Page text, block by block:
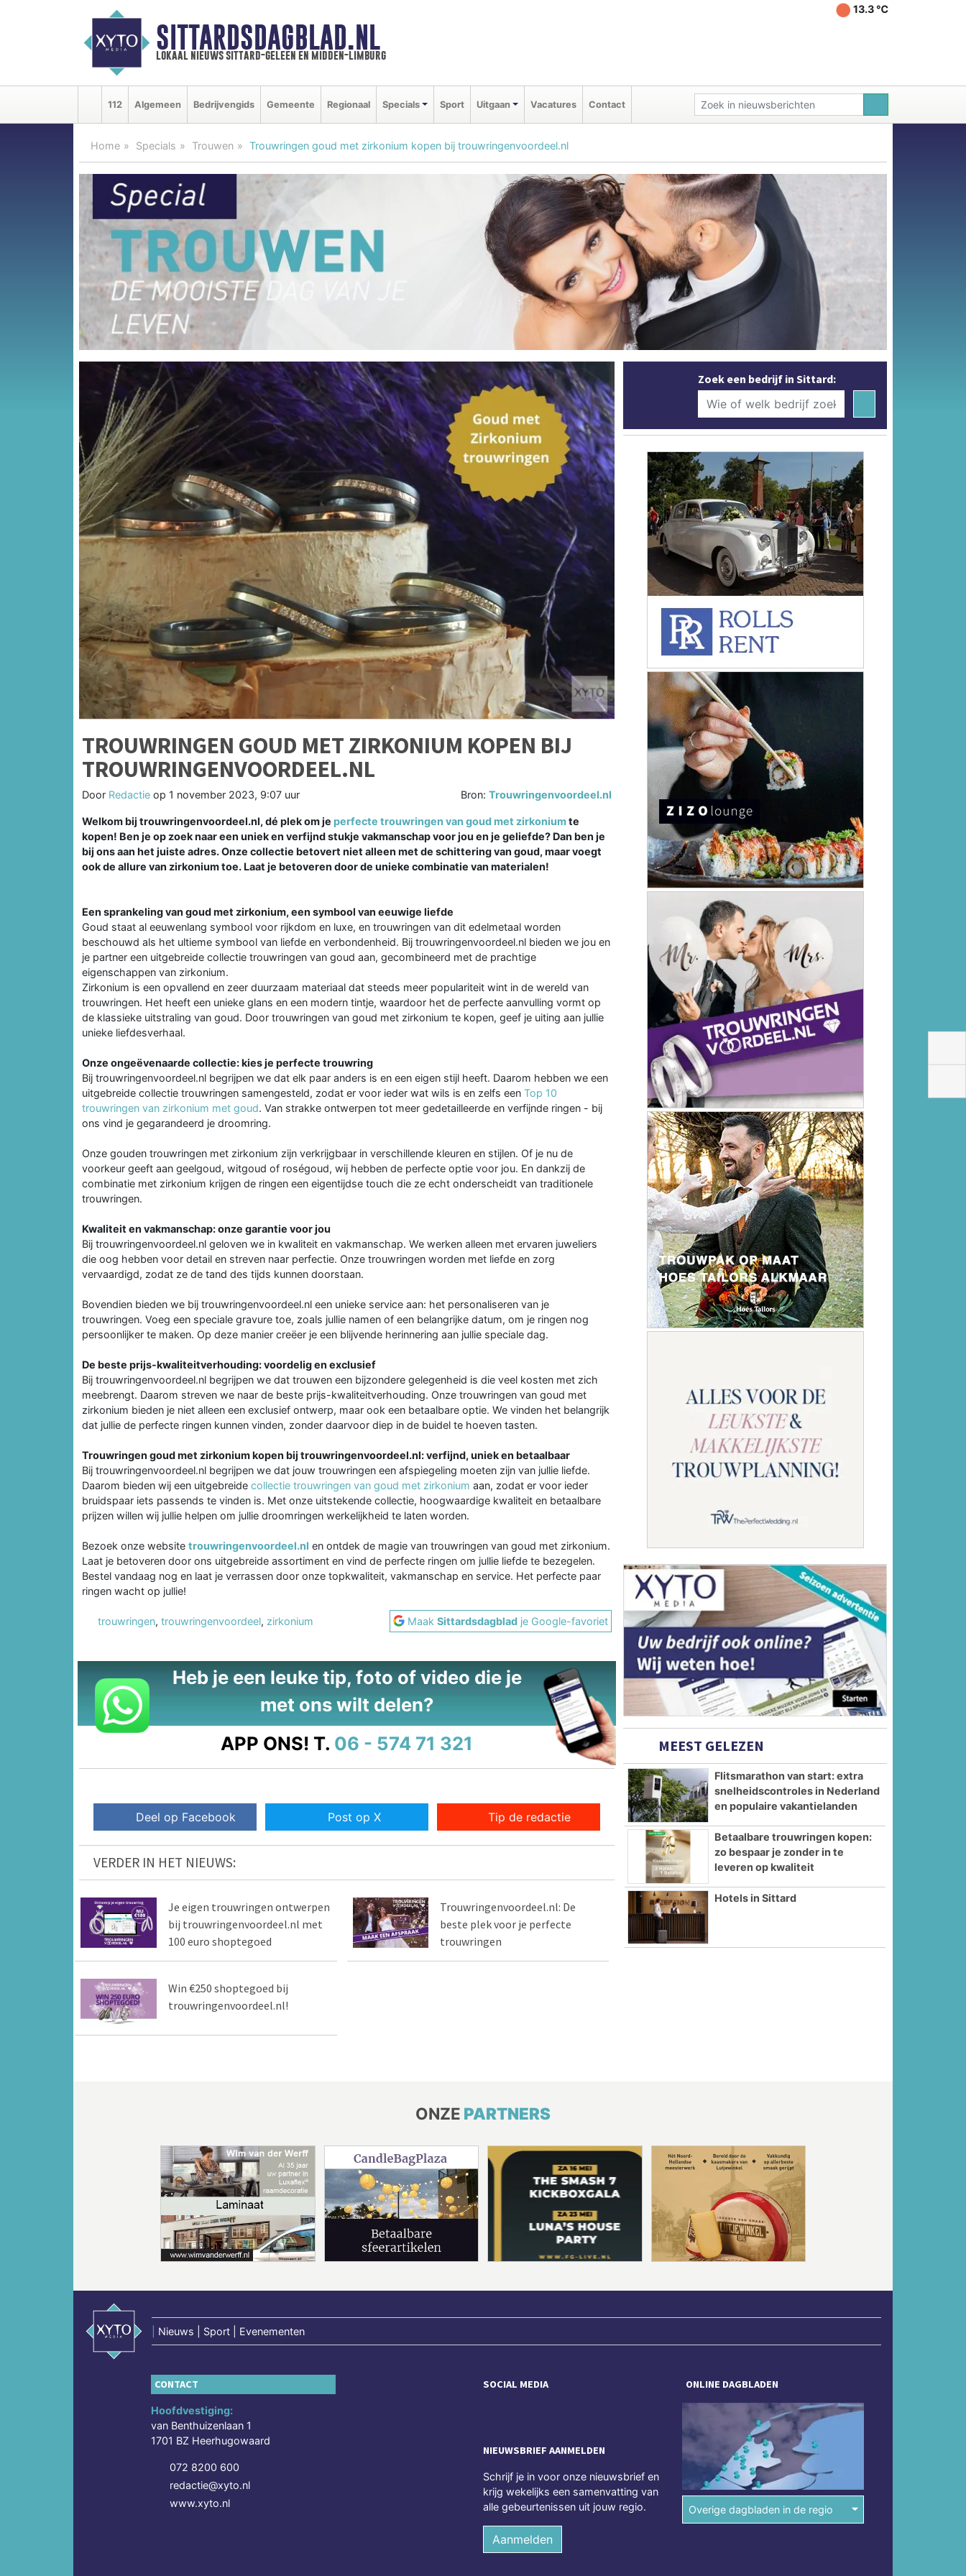
SITTARDSDAGBLAD.NL
lokaal nieuws sittard-geleen en midden-limburg
13.3 ℃
112 Algemeen Bedrijvengids Gemeente Regionaal Specials Sport Uitgaan Vacatures Contact
Home Specials Trouwen Trouwringen goud met zirkonium kopen bij trouwringenvoordeel.nl
TROUWRINGEN GOUD MET ZIRKONIUM KOPEN BIJ
TROUWRINGENVOORDEEL.NL
Door Redactie op 1 november 2023, 9:07 uur Bron:Trouwringenvoordeel.nl
Welkom bij trouwringenvoordeel.nl, dé plek om je perfecte trouwringen van goud met zirkoniumte
kopen! Ben je op zoek naar een uniek en verfijnd stukje vakmanschap voor jou en je geliefde? Dan ben je
bij ons aan het juiste adres. Onze collectie betovert niet alleen met de schittering van goud, maar voegt
ook de allure van zirkonium toe. Laat je betoveren door de unieke combinatie van materialen!
Een sprankeling van goud met zirkonium, een symbool van eeuwige liefde
Goud staat al eeuwenlang symbool voor rijkdom en luxe, en trouwringen van dit edelmetaal worden
beschouwd als het ultieme symbool van liefde en verbondenheid. Bij trouwringenvoordeel.nl bieden we jou en
je partner een uitgebreide collectie trouwringen van goud aan, gecombineerd met de prachtige
eigenschappen van zirkonium.
Zirkonium is een opvallend en zeer duurzaam materiaal dat steeds meer populariteit wint in de wereld van
trouwringen. Het heeft een unieke glans en een modern tintje, waardoor het de perfecte aanvulling vormt op
de klassieke uitstraling van goud. Door trouwringen van goud met zirkonium te kopen, geef je uiting aan jullie
unieke liefdesverhaal.
Onze ongeëvenaarde collectie: kies je perfecte trouwring
Bij trouwringenvoordeel.nl begrijpen we dat elk paar anders is en een eigen stijl heeft. Daarom hebben we een
uitgebreide collectie trouwringen samengesteld, zodat er voor ieder wat wils is en zelfs een Top 10
trouwringen van zirkonium met goud. Van strakke ontwerpen tot meer gedetailleerde en verfijnde ringen - bij
ons vind je gegarandeerd je droomring.
Onze gouden trouwringen met zirkonium zijn verkrijgbaar in verschillende kleuren en stijlen. Of je nu de
voorkeur geeft aan geelgoud, witgoud of roségoud, wij hebben de perfecte optie voor jou. En dankzij de
combinatie met zirkonium krijgen de ringen een eigentijdse touch die ze echt onderscheidt van traditionele
trouwringen.
Kwaliteit en vakmanschap: onze garantie voor jou
Bij trouwringenvoordeel.nl geloven we in kwaliteit en vakmanschap. We werken alleen met ervaren juweliers
die oog hebben voor detail en streven naar perfectie. Onze trouwringen worden met liefde en zorg
vervaardigd, zodat ze de tand des tijds kunnen doorstaan.
Bovendien bieden we bij trouwringenvoordeel.nl een unieke service aan: het personaliseren van je
trouwringen. Voeg een speciale gravure toe, zoals jullie namen of een belangrijke datum, om je ringen nog
persoonlijker te maken. Op deze manier creëer je een blijvende herinnering aan jullie speciale dag.
De beste prijs-kwaliteitverhouding: voordelig en exclusief
Bij trouwringenvoordeel.nl begrijpen we dat trouwen een bijzondere gelegenheid is die veel kosten met zich
meebrengt. Daarom streven we naar de beste prijs-kwaliteitverhouding. Onze trouwringen van goud met
zirkonium bieden je niet alleen een exclusief ontwerp, maar ook een betaalbare optie. We vinden het belangrijk
dat jullie de perfecte ringen kunnen vinden, zonder daarvoor diep in de buidel te hoeven tasten.
Trouwringen goud met zirkonium kopen bij trouwringenvoordeel.nl: verfijnd, uniek en betaalbaar
Bij trouwringenvoordeel.nl begrijpen we dat jouw trouwringen een afspiegeling moeten zijn van jullie liefde.
Daarom bieden wij een uitgebreide collectie trouwringen van goud met zirkonium aan, zodat er voor ieder
bruidspaar iets passends te vinden is. Met onze uitstekende collectie, hoogwaardige kwaliteit en betaalbare
prijzen willen wij jullie helpen om jullie droomringen werkelijkheid te laten worden.
Bezoek onze website trouwringenvoordeel.nl en ontdek de magie van trouwringen van goud met zirkonium.
Laat je betoveren door ons uitgebreide assortiment en vind de perfecte ringen om jullie liefde te bezegelen.
Bestel vandaag nog en laat je verrassen door onze topkwaliteit, vakmanschap en service. Het perfecte paar
ringen wacht op jullie!
trouwringen, trouwringenvoordeel, zirkonium MaakSittardsdagblad je Google-favoriet
Heb je een leuke tip, foto of video die je
met ons wilt delen?
APP ONS! T. 06 - 574 71 321
Deel op Facebook Post op X Tip de redactie
VERDER IN HET NIEUWS:
Je eigen trouwringen ontwerpen
bij trouwringenvoordeel.nl met
100 euro shoptegoed
Trouwringenvoordeel.nl: De
beste plek voor je perfecte
trouwringen
Win €250 shoptegoed bij
trouwringenvoordeel.nl!
Zoek een bedrijf in Sittard:
MEEST GELEZEN
Flitsmarathon van start: extra
snelheidscontroles in Nederland
en populaire vakantielanden
Betaalbare trouwringen kopen:
zo bespaar je zonder in te
leveren op kwaliteit
Hotels in Sittard
ONZE PARTNERS
Nieuws | Sport | Evenementen
CONTACT
Hoofdvestiging:
van Benthuizenlaan 1
1701 BZ Heerhugowaard
072 8200 600
redactie@xyto.nl
www.xyto.nl
SOCIAL MEDIA
NIEUWSBRIEF AANMELDEN
Schrijf je in voor onze nieuwsbrief en
krijg wekelijks een samenvatting van
alle gebeurtenissen uit jouw regio.
Aanmelden
ONLINE DAGBLADEN
Overige dagbladen in de regio